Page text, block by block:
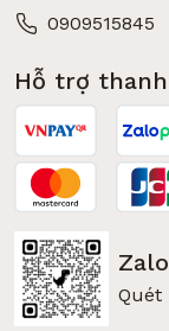
0909515845
Hỗ trợ
Quét